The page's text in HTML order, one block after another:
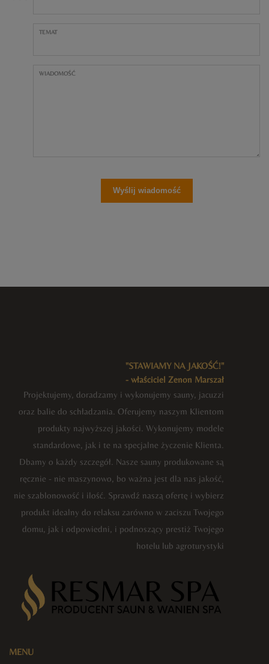
TEMAT
WIADOMOŚĆ
Wyślij wiadomość
"STAWIAMY NA JAKOŚĆ!"
- właściciel Zenon Marszał
Projektujemy, doradzamy i wykonujemy sauny, jacuzzi
oraz balie do schładzania. Oferujemy naszym Klientom
produkty najwyższej jakości. Wykonujemy modele
standardowe, jak i te na specjalne życzenie Klienta.
Dbamy o każdy szczegół. Nasze sauny produkowane są
ręcznie - nie maszynowo, bo ważna jest dla nas jakość,
nie szablonowość i ilość. Sprawdź naszą ofertę i wybierz
produkt idealny do relaksu zarówno w zaciszu Twojego
domu, jak i odpowiedni, i podnoszący prestiż Twojego
hotelu lub agroturystyki
MENU